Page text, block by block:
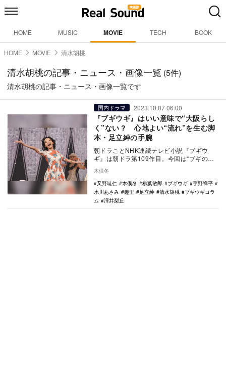
HOME MUSIC MOVIE TECH BOOK
HOME MOVIE 清水胡桃
清水胡桃の記事・ニュース・画像一覧 (5件)
清水胡桃の記事・ニュース・画像一覧です
国内ドラマ 2023.10.07 06:00
『ブギウギ』はいい意味で“大阪らし
く”ない？ 心地よい“流れ”を生む脚
本・足立紳の手腕
朝ドラことNHK連続テレビ小説『ブギウ
ギ』は朝ドラ第109作目。今回は“ブギの女
した花田…
木俣冬
又野暁仁
木俣冬 柳葉敏郎 ブギウギ
宇野祥平
水川あさみ
趣里 足立紳 清水胡桃
ブギウギコラ
ム
澤井梨丘